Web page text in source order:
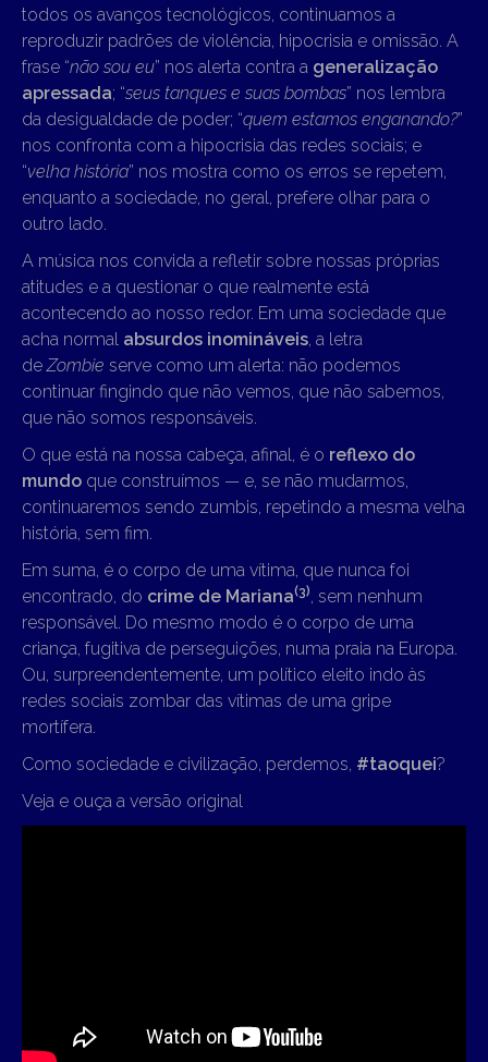
todos os avanços tecnológicos, continuamos a
reproduzir padrões de violência, hipocrisia e omissão. A
frase “não sou eu” nos alerta contra a generalização
apressada; “seus tanques e suas bombas” nos lembra
da desigualdade de poder; “quem estamos enganando?”
nos confronta com a hipocrisia das redes sociais; e
“velha história” nos mostra como os erros se repetem,
enquanto a sociedade, no geral, prefere olhar para o
outro lado.
A música nos convida a refletir sobre nossas próprias
atitudes e a questionar o que realmente está
acontecendo ao nosso redor. Em uma sociedade que
acha normal absurdos inomináveis, a letra
deZombie serve como um alerta: não podemos
continuar fingindo que não vemos, que não sabemos,
que não somos responsáveis.
O que está na nossa cabeça, afinal, é o reflexo do
mundo que construímos — e, se não mudarmos,
continuaremos sendo zumbis, repetindo a mesma velha
história, sem fim.
Em suma, é o corpo de uma vítima, que nunca foi
encontrado, do crime de Mariana(3), sem nenhum
responsável. Do mesmo modo é o corpo de uma
criança, fugitiva de perseguições, numa praia na Europa.
Ou, surpreendentemente, um político eleito indo às
redes sociais zombar das vítimas de uma gripe
mortífera.
Como sociedade e civilização, perdemos, #taoquei?
Veja e ouça a versão original